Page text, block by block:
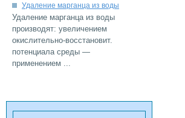
Удаление марганца из воды
производят: увеличением
окислительно-восстановит.
потенциала среды —
...